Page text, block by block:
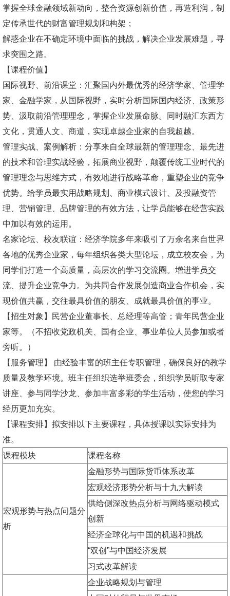
掌握全球金融领域新动向，整合资源创新价值，再造利润，制
定传承世代的财富管理规划和构架；
解惑企业在不确定环境中面临的挑战，解决企业发展难题，寻
求突围之路。
【课程价值】
国际视野、前沿课堂：汇聚国内外最优秀的经济学家、管理学
家、金融学家，从国际视野，实时分析国际国内经济、政策形
势、汲取前沿管理理念，掌握企业发展命脉。同时融汇东西方
文化，贯通人文、商道，实现卓越企业家的自我超越。
管理实战、案例解析：分享来自全球最新的管理理念、最先进
的技术和管理实战经验，拓展商业视野，颠覆传统工业时代的
管理理念与思维方式，有效地进行战略革命，重塑企业的竞争
优势。给学员最实用战略规划、商业模式设计、及投融资管
理、营销管理、品牌管理的有效方法，让学员能够在经营实践
中加以有效的运用。
名家论坛、校友联谊：经济学院多年来吸引了万余名来自世界
各地的优秀企业家，每年组织各类大型论坛，成立校友会，为
同学们打造一个高质量，高层次的学习交流圈。增进学员交
流、提升企业竞争力。为共同合作发展创造商业合作机会，实
现价值共赢，交往最具价值的朋友、成就最具价值的事业。
【招生对象】民营企业董事长、总经理等高管；青年民营企业
家等。（不招收党政机关、国有企业、事业单位人员参加或者
旁听。）
【服务管理】 由经验丰富的班主任专职管理，确保良好的教学
质量及教学环境。班主任组织选举班委会，组织学员听取专家
讲座、参与同学沙龙、参加丰富多彩的学生活动，使您的学习
经历更加充实。
【课程安排】拟安排以下主要课程，具体授课以实际安排为
准。
课程模块
课程名称
宏观形势与热点问题分
析
金融形势与国际货币体系改革
宏观经济形势分析与十九大解读
供给侧深改热点分析与网络驱动模式
创新
经济全球化与中国的机遇和挑战
“双创”与中国经济发展
习式改革解读
企业战略规划与管理